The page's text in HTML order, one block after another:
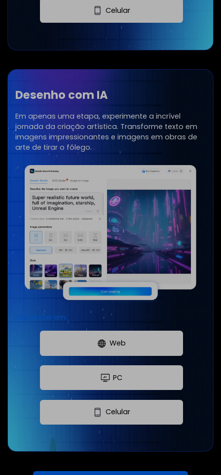
Celular
Desenho com IA
Em apenas uma etapa, experimente a incrível
jornada da criação artística. Transforme texto em
imagens impressionantes e imagens em obras de
arte de tirar o fôlego.
Disponível em:
Web
PC
Celular